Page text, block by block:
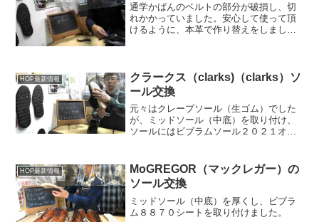
通学かばんのベルトの部分が破損し、切
れかかっていました。安心して使って頂
けるように、本革で作り替えをしまし
HOP最新情報
クラークス（clarks)（clarks）ソ
ール交換
元々はクレープソール（生ゴム）でした
が、ミッドソール（中底）を取り付け、
ソールにはビブラムソール２０２１オフ
HOP最新情報
MoGREGOR（マックレガー）の
ソール交換
ミッドソール（中底）を厚くし、ビブラ
ム８８７０シートを取り付けました。